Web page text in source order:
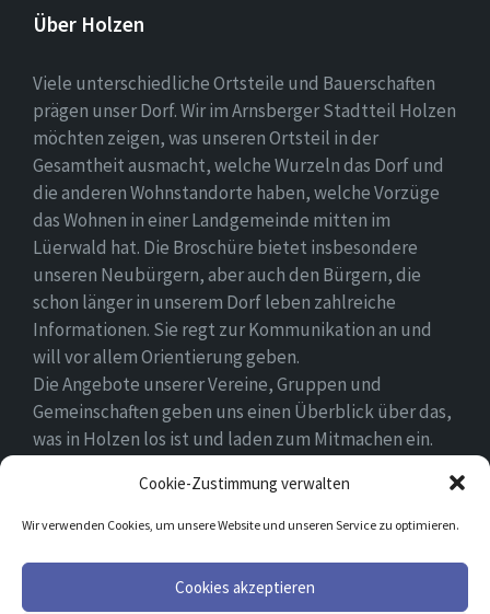
Cookie-Zustimmung verwalten
Wir verwenden Cookies, um unsere Website und unseren Service zu optimieren.
Cookies akzeptieren
Über Holzen
Viele unterschiedliche Ortsteile und Bauerschaften
prägen unser Dorf. Wir im Arnsberger Stadtteil Holzen
möchten zeigen, was unseren Ortsteil in der
Gesamtheit ausmacht, welche Wurzeln das Dorf und
die anderen Wohnstandorte haben, welche Vorzüge
das Wohnen in einer Landgemeinde mitten im
Lüerwald hat. Die Broschüre bietet insbesondere
unseren Neubürgern, aber auch den Bürgern, die
schon länger in unserem Dorf leben zahlreiche
Informationen. Sie regt zur Kommunikation an und
will vor allem Orientierung geben.
Die Angebote unserer Vereine, Gruppen und
Gemeinschaften geben uns einen Überblick über das,
was in Holzen los ist und laden zum Mitmachen ein.
und hoffen, dass sie sich in ihrem Umfeld wohlfühlen.
Facebook